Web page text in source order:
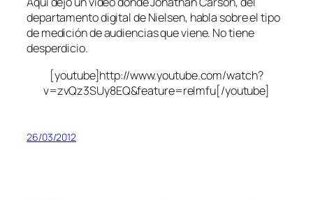
departamento digital de Nielsen, habla sobre el tipo
de medición de audiencias que viene. No tiene
desperdicio.
[youtube]http://www.youtube.com/watch?
v=zvQz3SUy8EQ&feature=relmfu[/youtube]
26/03/2012